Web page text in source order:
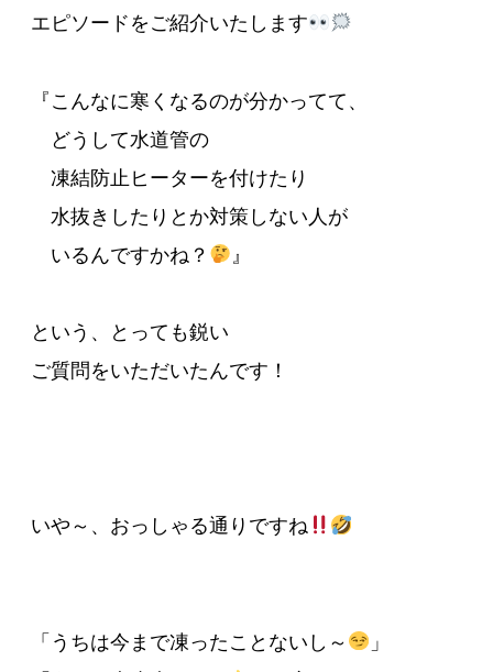
エピソードをご紹介いたします
『こんなに寒くなるのが分かってて、
どうして水道管の
凍結防止ヒーターを付けたり
水抜きしたりとか対策しない人が
いるんですかね？
』
という、とっても鋭い
ご質問をいただいたんです！
いや～、おっしゃる通りですね
「うちは今まで凍ったことないし～
」